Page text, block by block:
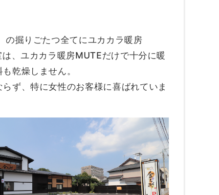
の掘りごたつ全てにユカカラ暖房
、ユカカラ暖房MUTEだけで十分に暖
乾燥しません。
ず、特に女性のお客様に喜ばれていま